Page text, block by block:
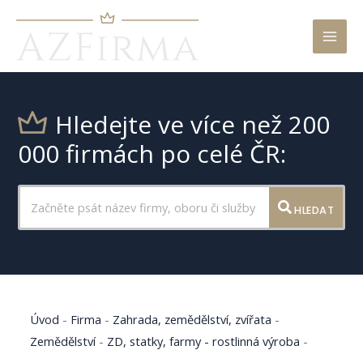
Hledejte ve více než 200
000 firmách po celé ČR:
HLEDAT
Úvod - Firma - Zahrada, zemědělství, zvířata -
Zemědělství- ZD, statky, farmy - rostlinná výroba -